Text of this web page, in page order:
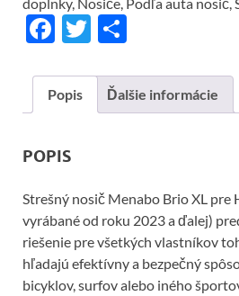
F
e
b
o
o
k
T
itt
er
ar
e
Popis Ďalšie informácie
POPIS
Strešný nosič Menabo Brio XL pre
vyrábané od roku 2023 a ďalej)
riešenie pre všetkých vlastníkov
hľadajú efektívny a bezpečný
bicyklov, surfov alebo iného